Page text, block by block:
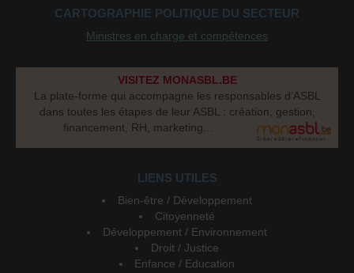
CARTOGRAPHIE POLITIQUE DU SECTEUR
Ministres en charge et compétences
VISITEZ MONASBL.BE
La plate-forme qui accompagne les responsables d’ASBL
dans toutes les étapes de leur ASBL : création, gestion,
financement, RH, marketing...
LIENS UTILES
Bien-être / Développement
Citoyenneté
Développement / Environnement
Droit / Justice
Enfance / Education